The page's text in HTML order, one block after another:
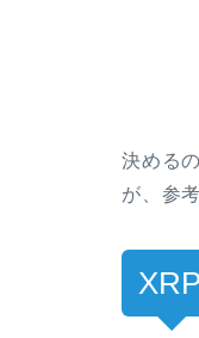
決める
が、参